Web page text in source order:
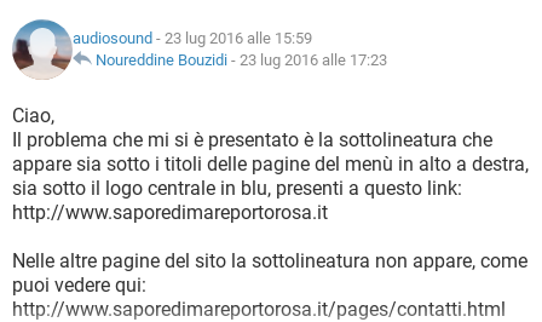
TIKTOK
HARDWARE
INSTAGRAM WHATSAPP
TIKTOK
HARDWARE
INTRATTENIMENTO
iOS WINDOWS 10
INSTAGRAM
TIKTOK FACEBOOK
HARDWARE
COVID-19 GAMING
INTRATTENIMENTO
iOS
INSTAGRAM WHATSAPP
TIKTOK FACEBOOK
GLOSSARIO
COVID-19
INTRATTENIMENTO ANDROID
iOS WINDOWS 10
INSTAGRAM
TIKTOK FACEBOOK
HARDWARE
audiosound - 23 lug 2016 alle 15:59
Noureddine Bouzidi - 23 lug 2016 alle 17:23
Ciao,
Il problema che mi si è presentato è la sottolineatura che
appare sia sotto i titoli delle pagine del menù in alto a destra,
sia sotto il logo centrale in blu, presenti a questo link:
http://www.saporedimareportorosa.it
Nelle altre pagine del sito la sottolineatura non appare, come
puoi vedere qui:
http://www.saporedimareportorosa.it/pages/contatti.html